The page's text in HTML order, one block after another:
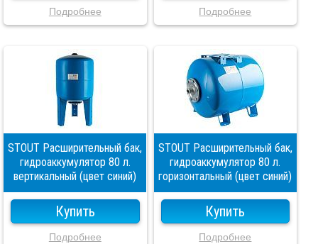
Подробнее Подробнее
STOUT Расширительный бак,
гидроаккумулятор 80 л.
вертикальный (цвет синий)
Купить
Подробнее
STOUT Расширительный бак,
гидроаккумулятор 80 л.
горизонтальный (цвет синий)
Купить
Подробнее